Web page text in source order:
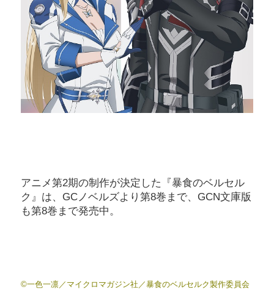
アニメ第2期の制作が決定した『暴食のベルセル
ク』は、GCノベルズより第8巻まで、GCN文庫版
も第8巻まで発売中。
©一色一凛／マイクロマガジン社／暴食のベルセルク製作委員会